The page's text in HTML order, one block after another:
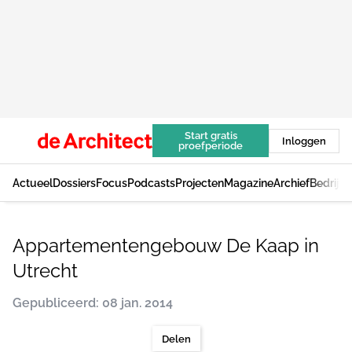
Start gratis
proefperiode
Inloggen
ActueelDossiersFocusPodcastsProjectenMagazineArchief
Appartementengebouw De Kaap in
Utrecht
Gepubliceerd: 08 jan. 2014
Delen